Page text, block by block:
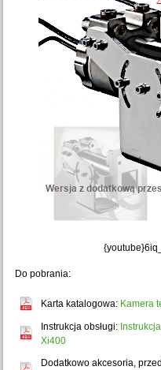
Do pobrania:
Karta katalogowa: Kamera
Instrukcja obsługi:
Xi400
Dodatkowo akcesoria,